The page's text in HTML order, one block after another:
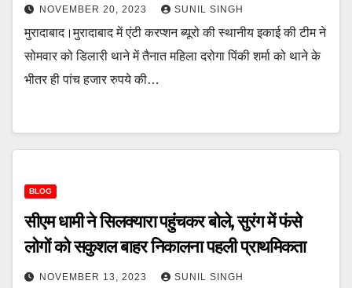
NOVEMBER 20, 2023 SUNIL SINGH
मुरादाबाद।मुरादाबाद में एंटी करप्शन ब्यूरो की स्थानीय इकाई की टीम ने
सोमवार को डिलारी थाने में तैनात महिला दरोगा पिंकी शर्मा को थाने के
भीतर ही पांच हजार रुपये की…
BLOG
सीएम धामी ने सिलक्यारा पहुंचकर बोले, सुरंग में फंसे
लोगों को सकुशल बाहर निकालना पहली प्राथमिकता
NOVEMBER 13, 2023 SUNIL SINGH